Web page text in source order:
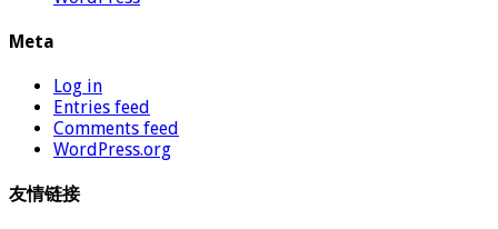
Meta
Log in
Entries feed
Comments feed
WordPress.org
友情链接